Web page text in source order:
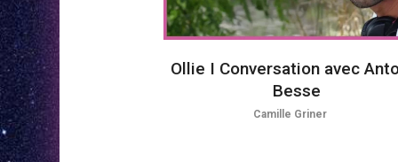
Ollie I Conversation avec
Besse
Camille Griner